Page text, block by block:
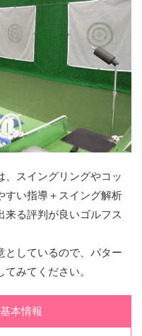
、スイングリングやコッ
すい指導＋スイング解析
来る評判が良いゴルフス
としているので、パター
みてください。
本情報